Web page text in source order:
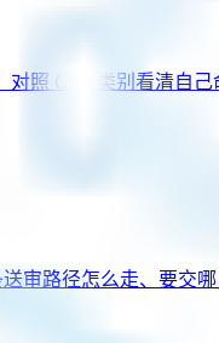
对照 CBS 类别看清自己
审路径怎么走、要交哪